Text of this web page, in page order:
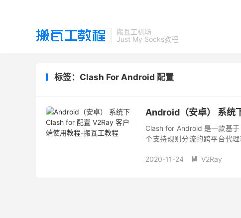
搬瓦工机场
Just My Socks教程
标签：Clash For Android 配置
Android（安卓） 系统
Clash for Android 是一款基
个支持规则分流的跨平台代
2020-11-24
 V2Ray